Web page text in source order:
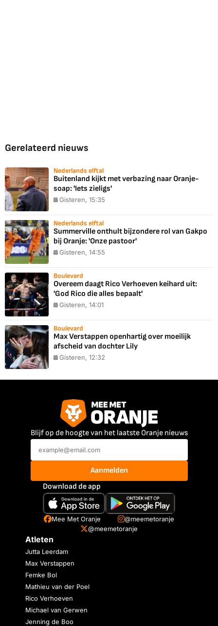
Gerelateerd nieuws
Nederlands elftal
Buitenland kijkt met verbazing naar Oranje-
soap: 'Iets zieligs'
Gisteren, 15:35
Nederlands elftal
Summerville onthult bijzondere rol van Gakpo
bij Oranje: 'Onze pastoor'
Gisteren, 14:55
Boulevard
Overeem daagt Rico Verhoeven keihard uit:
'God Rico die alles bepaalt'
Gisteren, 14:01
Boulevard
Max Verstappen openhartig over moeilijk
afscheid van dochter Lily
Gisteren, 12:32
Blijf op de hoogte van het laatste Oranje nieuws
Aanmelden
Download de app
Mee Met Oranje
@meemetoranje
@meemetoranje
Atleten
Jutta Leerdam
Max Verstappen
Femke Bol
Mathieu van der Poel
Rico Verhoeven
Michael van Gerwen
Jenning de Boo